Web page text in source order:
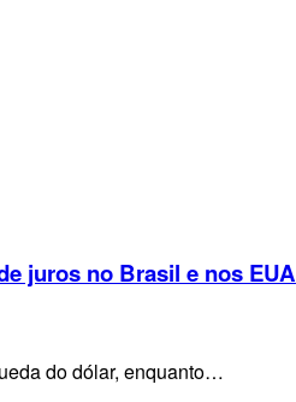
juros no Brasil e nos EUA
do dólar, enquanto…